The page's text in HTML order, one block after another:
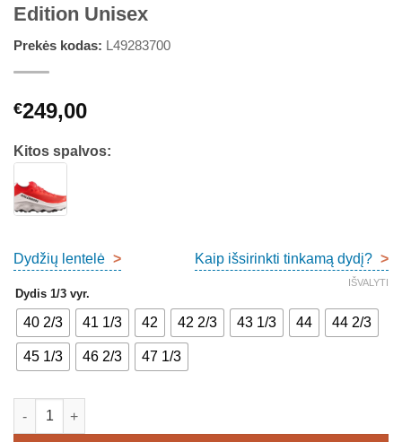
Edition Unisex
Prekės kodas: L49283700
€249,00
Kitos spalvos:
Dydžių lentelė > Kaip išsirinkti tinkamą dydį? >
Dydis 1/3 vyr.
40 2/3 41 1/3 42 42 2/3 43 1/3 44 44 2/3
45 1/3 46 2/3 47 1/3
IŠVALYTI
produkto kiekis: Salomon S/LAB Ultra Glide 2 Courtney Edition